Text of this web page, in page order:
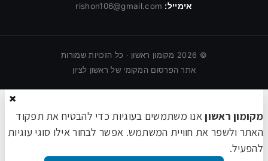
אימייל: rishon106@gmail.com
©
2026 מקומון ראשון · כל הזכויות שמורות
אתר הפרסום המקומי של ראשון לציון
×
מקומון ראשוןאנו משתמשים בעוגיות כדי להבטיח את תפקוד
האתר ולשפר את חוויית המשתמש. אפשר לבחור אילו סוגי עוגיות
להפעיל.